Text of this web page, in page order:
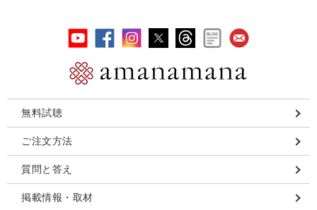
無料試聴
ご注文方法
質問と答え
掲載情報・取材